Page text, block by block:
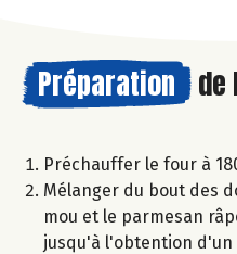
Préparation de
Préchauffer le four à
Mélanger du bout des
mou et le parmesan
jusqu'à l'obtention d'un